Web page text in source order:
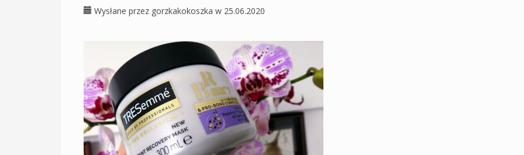
Wysłane przez gorzkakokoszka w 25.06.2020